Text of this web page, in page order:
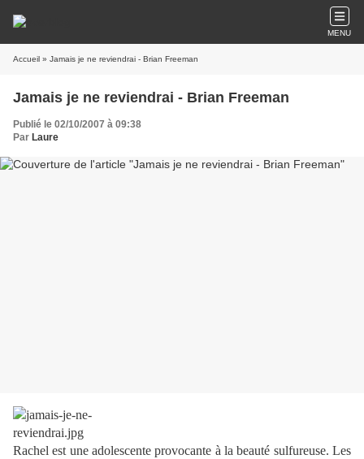
MENU
Accueil » Jamais je ne reviendrai - Brian Freeman
Jamais je ne reviendrai - Brian Freeman
Publié le 02/10/2007 à 09:38
Par Laure
Rachel est une adolescente provocante à la beauté sulfureuse. Les